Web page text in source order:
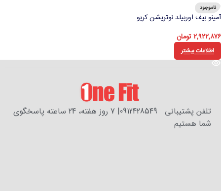
ناموجود
آمینو بیف اوربیلد نوتریشن کریو
۲,۹۲۲,۸۷۶تومان
اطلاعات بیشتر
تلفن پشتیبانی 0912428549| 7 روز هفته، 24 ساعته پاسخگوی
شما هستیم